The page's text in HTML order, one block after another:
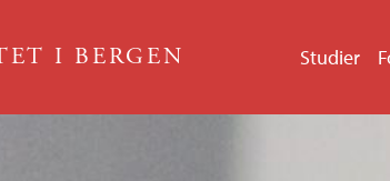
I BERGEN Studier